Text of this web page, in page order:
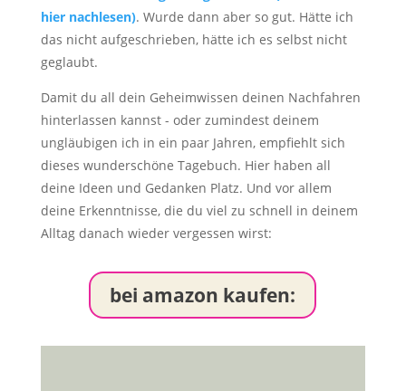
hier nachlesen). Wurde dann aber so gut. Hätte ich
das nicht aufgeschrieben, hätte ich es selbst nicht
geglaubt.
Damit du all dein Geheimwissen deinen Nachfahren
hinterlassen kannst - oder zumindest deinem
ungläubigen ich in ein paar Jahren, empfiehlt sich
dieses wunderschöne Tagebuch. Hier haben all
deine Ideen und Gedanken Platz. Und vor allem
deine Erkenntnisse, die du viel zu schnell in deinem
Alltag danach wieder vergessen wirst:
bei amazon kaufen: